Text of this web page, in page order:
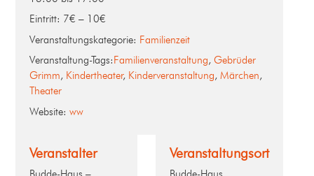
Eintritt: 7€ – 10€
Veranstaltungskategorie: Familienzeit
Veranstaltung-Tags:Familienveranstaltung, Gebrüder
Grimm, Kindertheater, Kinderveranstaltung, Märchen,
Theater
Website: ww
Veranstaltungsort
Veranstalter